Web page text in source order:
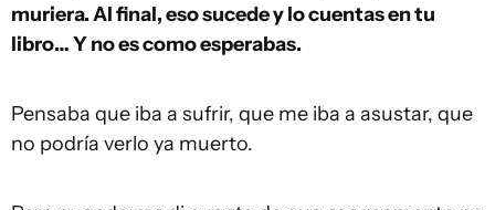
muriera. Al final, eso sucede y lo cuentas en tu
libro… Y no es como esperabas.
Pensaba que iba a sufrir, que me iba a asustar, que
no podría verlo ya muerto.